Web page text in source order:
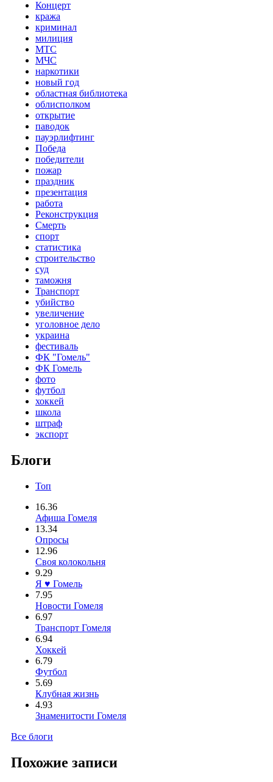
Концерт
кража
криминал
милиция
МТС
МЧС
наркотики
новый год
областная библиотека
облисполком
открытие
паводок
пауэрлифтинг
Победа
победители
пожар
праздник
презентация
работа
Реконструкция
Смерть
спорт
статистика
строительство
суд
таможня
Транспорт
убийство
увеличение
уголовное дело
украина
фестиваль
ФК "Гомель"
ФК Гомель
фото
футбол
хоккей
школа
штраф
экспорт
Блоги
Топ
16.36
Афиша Гомеля
13.34
Опросы
12.96
Своя колокольня
9.29
Я ♥ Гомель
7.95
Новости Гомеля
6.97
Транспорт Гомеля
6.94
Хоккей
6.79
Футбол
5.69
Клубная жизнь
4.93
Знаменитости Гомеля
Все блоги
Похожие записи